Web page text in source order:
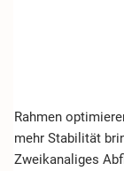
Rahmen
mehr Stabilität
Zweikanaliges